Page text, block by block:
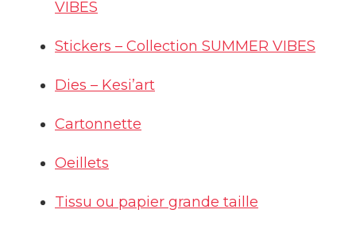
VIBES
Stickers – Collection SUMMER VIBES
Dies – Kesi’art
Cartonnette
Oeillets
Tissu ou papier grande taille